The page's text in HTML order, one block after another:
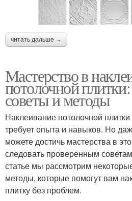
читать дальше →
Мастерство в
потолочной
советы и методы
Наклеивание потолочной
требует опыта и навыков. Но
можете достичь мастерства в
следовать проверенным
статье мы рассмотрим
методы, которые помогут вам
плитку без проблем.